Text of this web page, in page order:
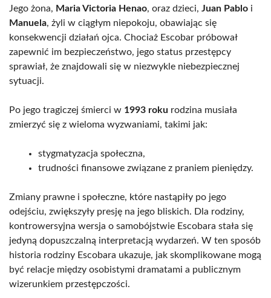
Jego żona, Maria Victoria Henao, oraz dzieci, Juan Pablo i
Manuela, żyli w ciągłym niepokoju, obawiając się
konsekwencji działań ojca. Chociaż Escobar próbował
zapewnić im bezpieczeństwo, jego status przestępcy
sprawiał, że znajdowali się w niezwykle niebezpiecznej
sytuacji.
Po jego tragiczej śmierci w 1993 roku rodzina musiała
zmierzyć się z wieloma wyzwaniami, takimi jak:
stygmatyzacja społeczna,
trudności finansowe związane z praniem pieniędzy.
Zmiany prawne i społeczne, które nastąpiły po jego
odejściu, zwiększyły presję na jego bliskich. Dla rodziny,
kontrowersyjna wersja o samobójstwie Escobara stała się
jedyną dopuszczalną interpretacją wydarzeń. W ten sposób
historia rodziny Escobara ukazuje, jak skomplikowane mogą
być relacje między osobistymi dramatami a publicznym
wizerunkiem przestępczości.